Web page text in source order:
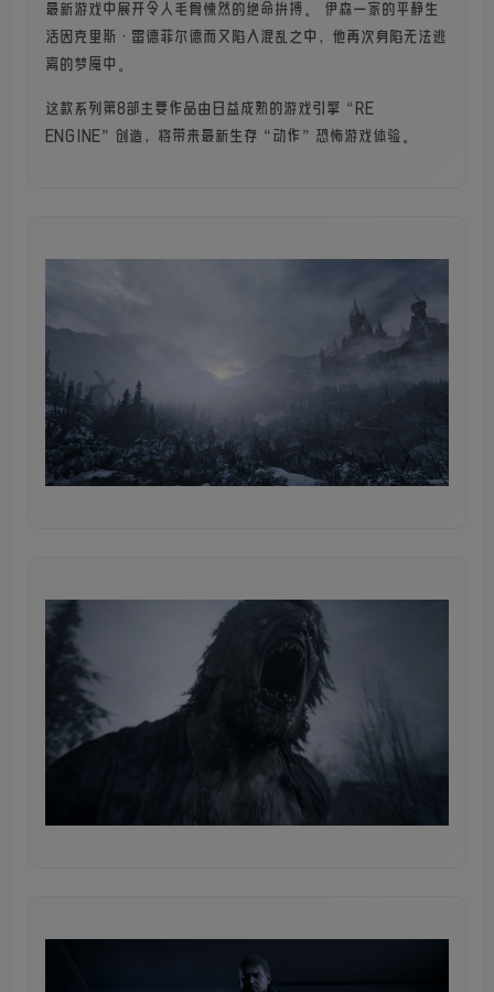
最新游戏中展开令人毛骨悚然的绝命拚搏。 伊森一家的平静生
活因克里斯·雷德菲尔德而又陷入混乱之中，他再次身陷无法逃
离的梦魇中。
这款系列第8部主要作品由日益成熟的游戏引擎“RE
ENGINE”创造，将带来最新生存“动作”恐怖游戏体验。